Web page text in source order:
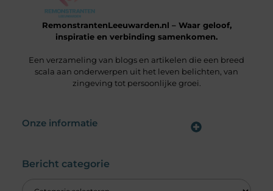
RemonstrantenLeeuwarden.nl – Waar geloof,
inspiratie en verbinding samenkomen.
Een verzameling van blogs en artikelen die een breed
scala aan onderwerpen uit het leven belichten, van
zingeving tot persoonlijke groei.
Onze informatie
Bericht categorie